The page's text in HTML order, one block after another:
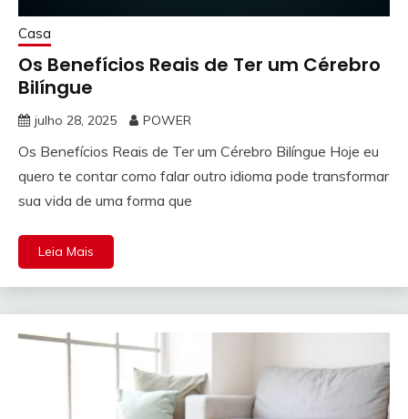
Casa
Os Benefícios Reais de Ter um Cérebro
Bilíngue
julho 28, 2025 POWER
Os Benefícios Reais de Ter um Cérebro Bilíngue Hoje eu
quero te contar como falar outro idioma pode transformar
sua vida de uma forma que
Leia Mais